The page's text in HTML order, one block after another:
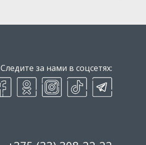
Следите за нами в соцсетях: